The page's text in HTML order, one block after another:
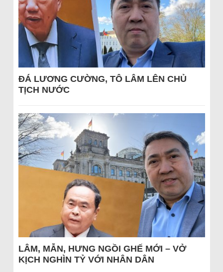
ĐÁ LƯƠNG CƯỜNG, TÔ LÂM LÊN CHỦ
TỊCH NƯỚC
LÂM, MẪN, HƯNG NGỒI GHẾ MỚI – VỞ
KỊCH NGHÌN TỶ VỚI NHÂN DÂN